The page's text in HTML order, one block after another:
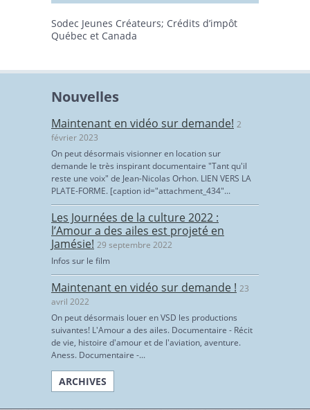
Sodec Jeunes Créateurs; Crédits d’impôt
Québec et Canada
Nouvelles
Maintenant en vidéo sur demande! 2
février 2023
On peut désormais visionner en location sur
demande le très inspirant documentaire "Tant qu'il
reste une voix" de Jean-Nicolas Orhon. LIEN VERS LA
PLATE-FORME. [caption id="attachment_434"...
Les Journées de la culture 2022 :
l’Amour a des ailes est projeté en
Jamésie! 29 septembre 2022
Infos sur le film
Maintenant en vidéo sur demande ! 23
avril 2022
On peut désormais louer en VSD les productions
suivantes! L'Amour a des ailes. Documentaire - Récit
de vie, histoire d'amour et de l'aviation, aventure.
Aness. Documentaire -...
ARCHIVES